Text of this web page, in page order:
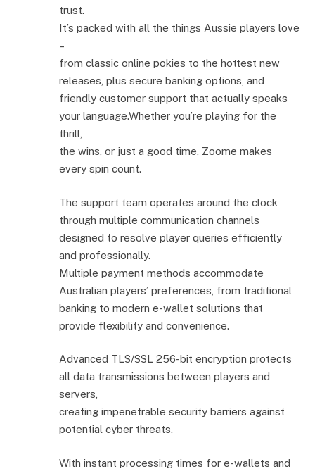
trust.
It’s packed with all the things Aussie players love
–
from classic online pokies to the hottest new
releases, plus secure banking options, and
friendly customer support that actually speaks
your language.Whether you’re playing for the
thrill,
the wins, or just a good time, Zoome makes
every spin count.
The support team operates around the clock
through multiple communication channels
designed to resolve player queries efficiently
and professionally.
Multiple payment methods accommodate
Australian players’ preferences, from traditional
banking to modern e-wallet solutions that
provide flexibility and convenience.
Advanced TLS/SSL 256-bit encryption protects
all data transmissions between players and
servers,
creating impenetrable security barriers against
potential cyber threats.
With instant processing times for e-wallets and